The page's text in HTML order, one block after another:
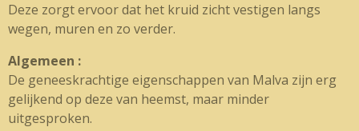
Deze zorgt ervoor dat het kruid zicht vestigen langs
wegen, muren en zo verder.
Algemeen :
De geneeskrachtige eigenschappen van Malva zijn erg
gelijkend op deze van heemst, maar minder
uitgesproken.